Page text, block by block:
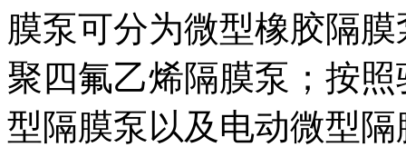
膜泵可分为微型橡胶隔
聚四氟乙烯隔膜泵；按
型隔膜泵‌以及电动微型